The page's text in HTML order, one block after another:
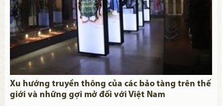
Xu hướng truyền thông của các bảo tàng trên thế
giới và những gợi mở đối với Việt Nam